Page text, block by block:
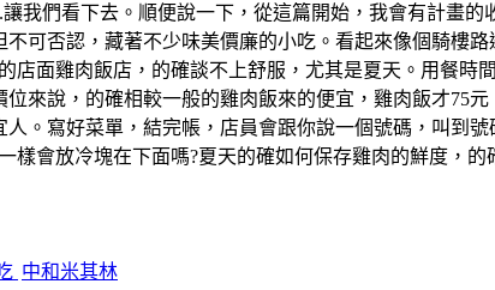
我們看下去。順便說一下，從這篇開始，我會有計畫
可否認，藏著不少味美價廉的小吃。看起來像個騎樓
面雞肉飯店，的確談不上舒服，尤其是夏天。用餐時
來說，的確相較一般的雞肉飯來的便宜，雞肉飯才75
。寫好菜單，結完帳，店員會跟你說一個號碼，叫到
樣會放冷塊在下面嗎?夏天的確如何保存雞肉的鮮度，
中和米其林